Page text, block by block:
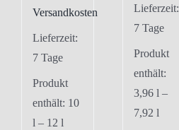
Versandkosten
Lieferzeit:
7 Tage
Produkt
enthält: 10
l – 12 l
Lieferzeit:
7 Tage
Produkt
enthält:
3,96 l –
7,92 l